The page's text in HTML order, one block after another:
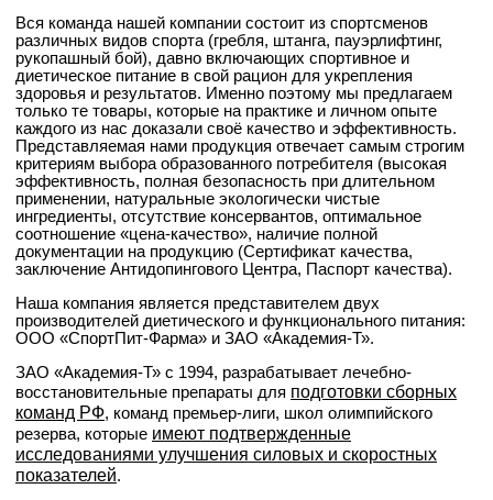
Вся команда нашей компании состоит из спортсменов
различных видов спорта (гребля, штанга, пауэрлифтинг,
рукопашный бой), давно включающих спортивное и
диетическое питание в свой рацион для укрепления
здоровья и результатов. Именно поэтому мы предлагаем
только те товары, которые на практике и личном опыте
каждого из нас доказали своё качество и эффективность.
Представляемая нами продукция отвечает самым строгим
критериям выбора образованного потребителя (высокая
эффективность, полная безопасность при длительном
применении, натуральные экологически чистые
ингредиенты, отсутствие консервантов, оптимальное
соотношение «цена-качество», наличие полной
документации на продукцию (Сертификат качества,
заключение Антидопингового Центра, Паспорт качества).
Наша компания является представителем двух
производителей диетического и функционального питания:
ООО «СпортПит-Фарма» и ЗАО «Академия-Т».
ЗАО «Академия-Т» с 1994, разрабатывает лечебно-
восстановительные препараты для подготовки сборных
команд РФ, команд премьер-лиги, школ олимпийского
резерва, которые имеют подтвержденные
исследованиями улучшения силовых и скоростных
показателей.